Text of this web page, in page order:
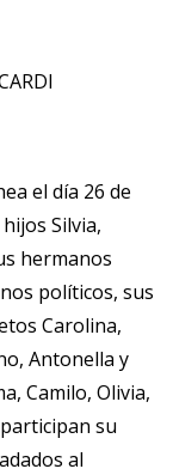
el día 26 de
Silvia,
hermanos
políticos, sus
Carolina,
Antonella y
Camilo, Olivia,
su
al